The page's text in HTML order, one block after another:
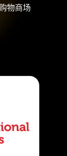
物商场